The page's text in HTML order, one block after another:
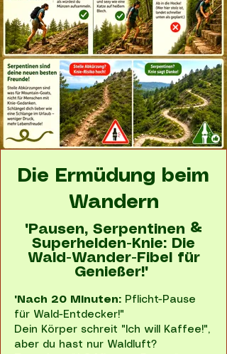
Die Ermüdung beim
Wandern
"Pausen, Serpentinen &
Superhelden-Knie: Die
Wald-Wander-Fibel für
Genießer!"
"Nach 20 Minuten: Pflicht-Pause
für Wald-Entdecker!"
Dein Körper schreit "Ich will Kaffee!",
aber du hast nur Waldluft?